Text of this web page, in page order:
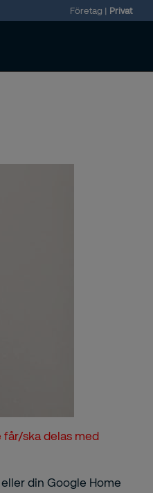
Företag | Privat
ska delas med
din Google Home